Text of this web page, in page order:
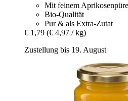
Mit feinem
Bio-Qualität
Pur & als Extra-Zutat
€ 1,79 (€ 4,97 / kg)
Zustellung bis 19. August